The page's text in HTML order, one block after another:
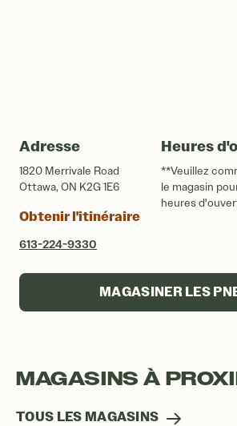
Adresse
1820 Merrivale Road
Ottawa, ON K2G 1E6
Obtenir l'itinéraire
613-224-9330
Heures
**Veuillez
le magasin
heures
MAGASINER LES
MAGASINS À
TOUS LES MAGASINS